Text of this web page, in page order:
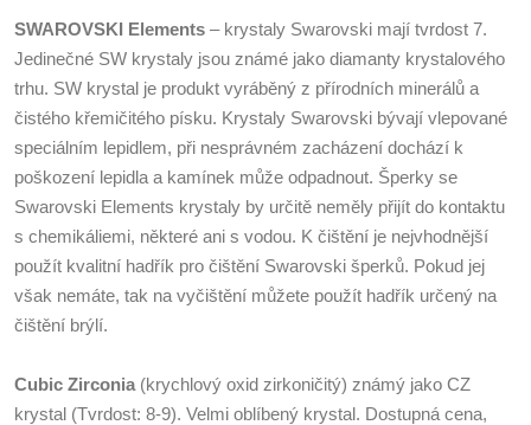
SWAROVSKI Elements – krystaly Swarovski mají tvrdost 7.
Jedinečné SW krystaly jsou známé jako diamanty krystalového
trhu. SW krystal je produkt vyráběný z přírodních minerálů a
čistého křemičitého písku. Krystaly Swarovski bývají vlepované
speciálním lepidlem, při nesprávném zacházení dochází k
poškození lepidla a kamínek může odpadnout. Šperky se
Swarovski Elements krystaly by určitě neměly přijít do kontaktu
s chemikáliemi, některé ani s vodou. K čištění je nejvhodnější
použít kvalitní hadřík pro čištění Swarovski šperků. Pokud jej
však nemáte, tak na vyčištění můžete použít hadřík určený na
čištění brýlí.
Cubic Zirconia (krychlový oxid zirkoničitý) známý jako CZ
krystal (Tvrdost: 8-9). Velmi oblíbený krystal. Dostupná cena,